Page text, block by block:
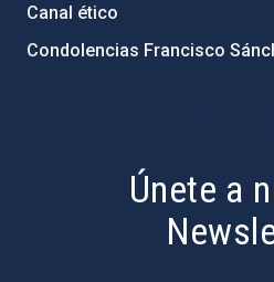
Canal ético
Condolencias Francisco
Únete a